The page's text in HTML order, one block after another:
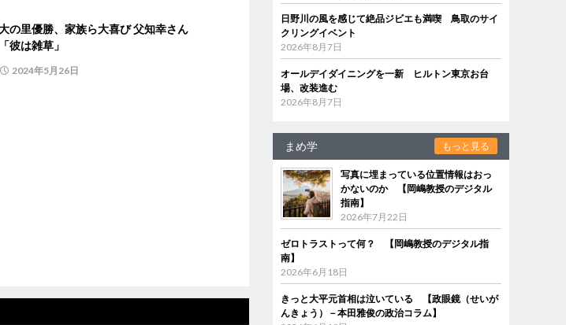
の里優勝、家族ら大喜び 父知幸さん
「彼は雑草」
2024年5月26日
日野川の風を感じて絶品ジビエも満喫 鳥取のサイ
クリングイベント
2026年8月7日
オールデイダイニングを一新 ヒルトン東京お台
場、改装進む
2026年8月7日
まめ学 もっと見る
写真に埋まっている位置情報はおっ
かないのか 【岡嶋教授のデジタル
指南】
2026年7月22日
ゼロトラストって何？ 【岡嶋教授のデジタル指
南】
2026年6月18日
きっと大平元首相は泣いている 【政眼鏡（せいが
んきょう）－本田雅俊の政治コラム】